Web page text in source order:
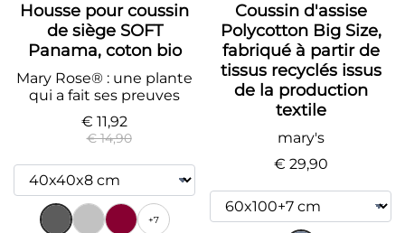
Housse pour coussin
de siège SOFT
Panama, coton bio
Mary Rose® : une plante
qui a fait ses preuves
€ 11,92
€ 14,90
+7
Coussin d'assise
Polycotton Big Size,
fabriqué à partir de
tissus recyclés issus
de la production
textile
mary's
€ 29,90